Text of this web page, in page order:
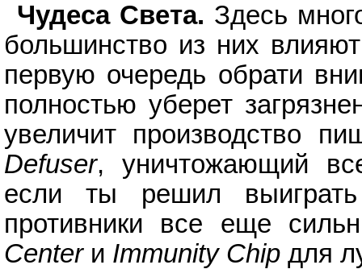
Чудеса Света. Здесь
большинство из них
первую очередь обрати
полностью уберет
увеличит производство
Defuser, уничтожающий
если ты решил
противники все еще
Center и Immunity Chip для